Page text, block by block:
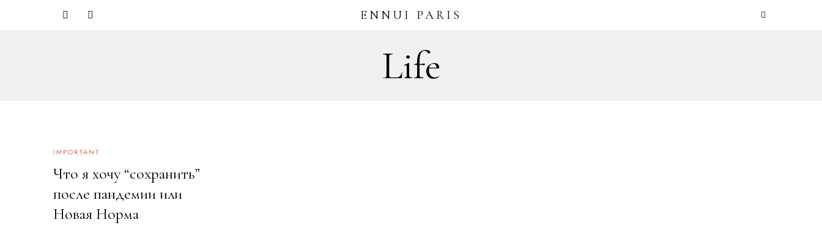
ENNUI PARIS
Life
IMPORTANT
Что я хочу “сохранить”
после пандемии или
Новая Норма